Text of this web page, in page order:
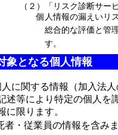
（２）「リスク診断サー
個人情報の漏えいリスク
総合的な評価と管理対
す。
象となる個人情報
人に関する情報（加入法
述等により特定の個人を
に限ります。
者・従業員の情報を含みま